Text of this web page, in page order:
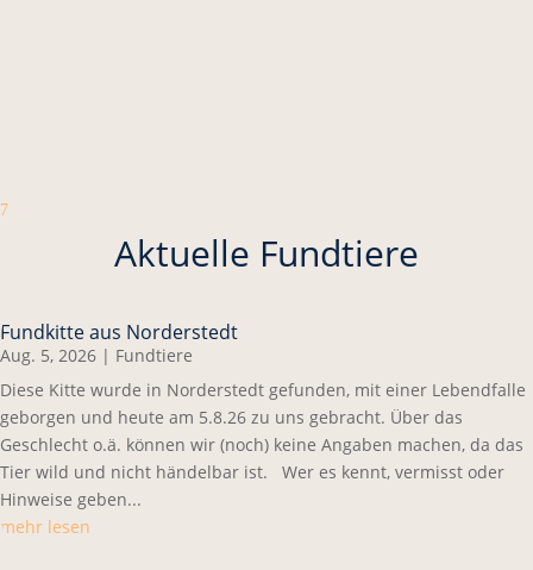
7
Aktuelle Fundtiere
Fundkitte aus Norderstedt
Aug. 5, 2026 | Fundtiere
Diese Kitte wurde in Norderstedt gefunden, mit einer Lebendfalle
geborgen und heute am 5.8.26 zu uns gebracht. Über das
Geschlecht o.ä. können wir (noch) keine Angaben machen, da das
Tier wild und nicht händelbar ist. Wer es kennt, vermisst oder
Hinweise geben...
mehr lesen